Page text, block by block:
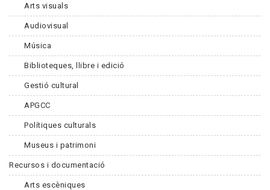
Arts visuals
Audiovisual
Música
Biblioteques, llibre i edició
Gestió cultural
APGCC
Polítiques culturals
Museus i patrimoni
Recursos i documentació
Arts escèniques